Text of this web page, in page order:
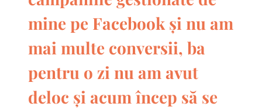
mine pe Facebook și nu am
mai multe conversii, ba
pentru o zi nu am avut
deloc și acum încep să se